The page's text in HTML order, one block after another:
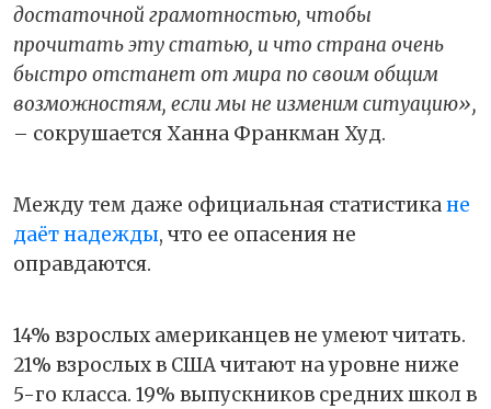
достаточной грамотностью, чтобы
прочитать эту статью, и что страна очень
быстро отстанет от мира по своим общим
возможностям, если мы не изменим ситуацию»,
– сокрушается Ханна Франкман Худ.
Между тем даже официальная статистикане
даёт надежды, что ее опасения не
оправдаются.
14% взрослых американцев не умеют читать.
21% взрослых в США читают на уровне ниже
5-го класса. 19% выпускников средних школ в